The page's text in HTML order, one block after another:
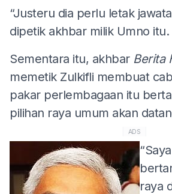
“Justeru dia perlu letak
dipetik akhbar milik Umno itu.
Sementara itu, akhbar Berita
memetik Zulkifli membuat
pakar perlembagaan itu
pilihan raya umum akan
ADS
raya